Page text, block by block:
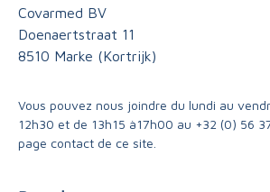
Covarmed BV
Doenaertstraat 11
8510 Marke (Kortrijk)
Vous pouvez nous joindre du lundi au
12h30 et de 13h15 à17h00 au +32 (0) 56
page contact de ce site.